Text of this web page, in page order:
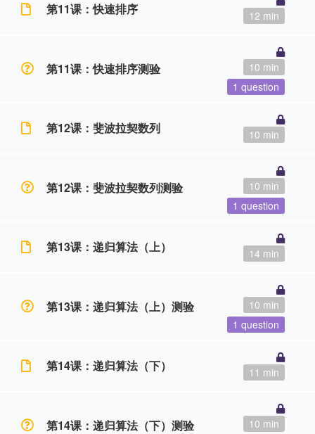
第11课：快速排序 12 min
第11课：快速排序测验
1 question
10 min
第12课：斐波拉契数列 10 min
第12课：斐波拉契数列测验
1 question
10 min
第13课：递归算法（上） 14 min
第13课：递归算法（上）测验
1 question
10 min
第14课：递归算法（下） 11 min
第14课：递归算法（下）测验 10 min